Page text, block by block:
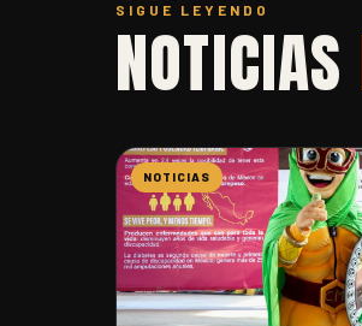
SIGUE LEYENDO
NOTICIAS
NOTICIAS